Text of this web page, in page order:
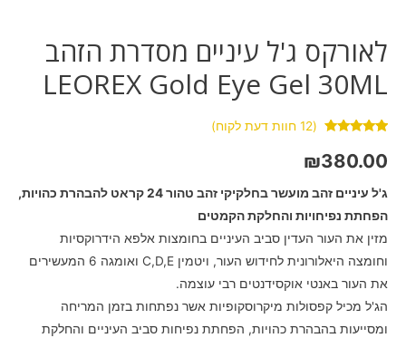
לאורקס ג'ל עיניים מסדרת הזהב
LEOREX Gold Eye Gel 30ML
4.92
מתוך 5
מבוסס על
לקוחות
(
12חוות דעת לקוח)
₪380.00
ג'ל עיניים זהב מועשר בחלקיקי זהב טהור 24 קראט להבהרת כהויות,
הפחתת נפיחויות והחלקת הקמטים
מזין את העור העדין סביב העיניים בחומצות אלפא הידרוקסיות
וחומצה היאלורונית לחידוש העור, ויטמין C,D,E ואומגה 6 המעשירים
את העור באנטי אוקסידנטים רבי עוצמה.
הג'ל מכיל קפסולות מיקרוסקופיות אשר נפתחות בזמן המריחה
ומסייעות בהבהרת כהויות, הפחתת נפיחות סביב העיניים והחלקת